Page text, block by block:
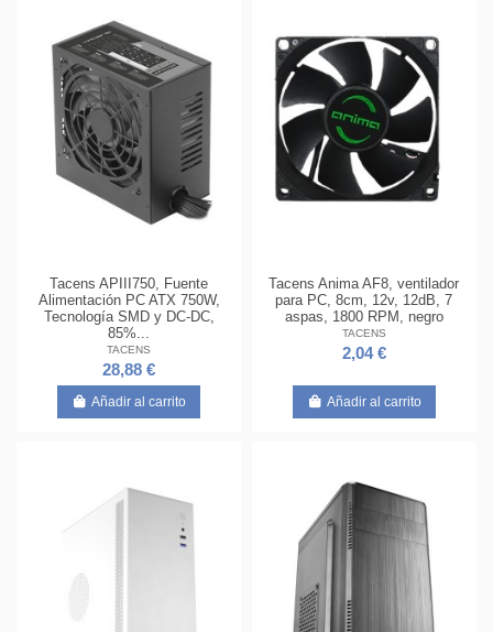
Tacens APIII750, Fuente
Alimentación PC ATX 750W,
Tecnología SMD y DC-DC,
85%...
TACENS
28,88 €
Añadir al carrito
Tacens Anima AF8, ventilador
para PC, 8cm, 12v, 12dB, 7
aspas, 1800 RPM, negro
TACENS
2,04 €
Añadir al carrito